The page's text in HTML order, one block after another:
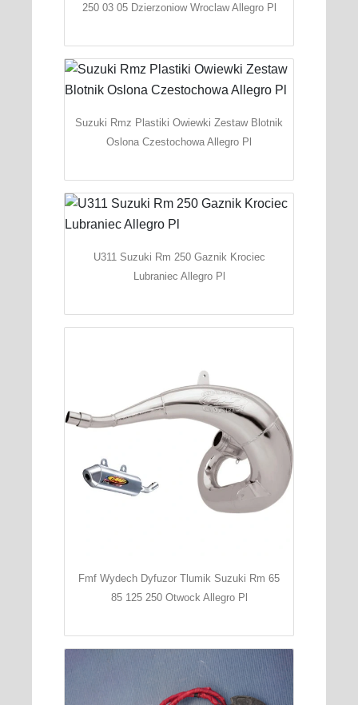
250 03 05 Dzierzoniow Wroclaw Allegro Pl
Suzuki Rmz Plastiki Owiewki Zestaw Blotnik
Oslona Czestochowa Allegro Pl
U311 Suzuki Rm 250 Gaznik Krociec
Lubraniec Allegro Pl
Fmf Wydech Dyfuzor Tlumik Suzuki Rm 65
85 125 250 Otwock Allegro Pl